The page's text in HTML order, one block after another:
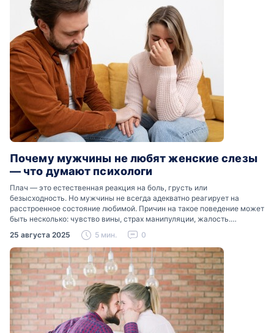
Почему мужчины не любят женские слезы
— что думают психологи
Плач — это естественная реакция на боль, грусть или
безысходность. Но мужчины не всегда адекватно реагирует на
расстроенное состояние любимой. Причин на такое поведение может
быть несколько: чувство вины, страх манипуляции, жалость.
Разобраться, почему мужчины боятся женских слез, помогут советы
психологов…
25 августа 2025 5 мин. 0